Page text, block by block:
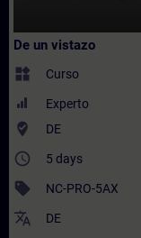
De un vistazo
widgets Curso
Experto
where_to_vote DE
access_time 5 days
sell NC-PRO-5AX
translate DE